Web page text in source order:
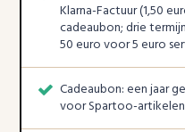
Klarna-Factuur (1,50
cadeaubon; drie
50 euro voor 5 euro
Cadeaubon: een jaar
voor Spartoo-artikelen